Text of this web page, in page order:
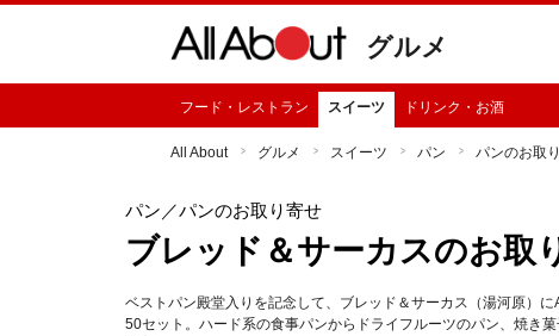
グルメ
フード・レストラン スイーツ ドリンク・お酒
All About グルメ スイーツ パン パンのお取
パン ／パンのお取り寄せ
ブレッド＆サーカスのお取
ベストパン殿堂入りを記念して、ブレッド＆サーカス（湯河原）
50セット。ハード系の食事パンからドライフルーツのパン、焼き